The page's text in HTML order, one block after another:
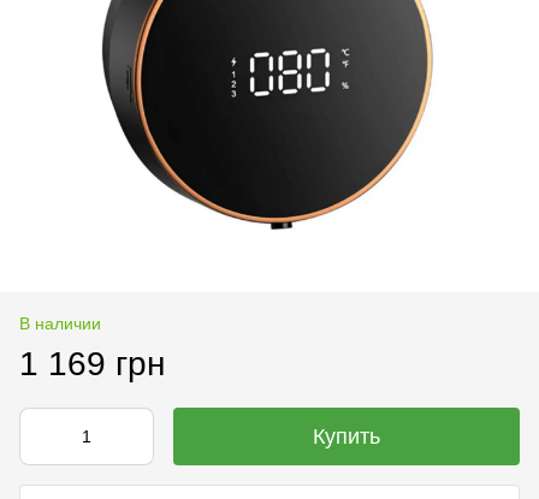
В наличии
1 169 грн
Купить